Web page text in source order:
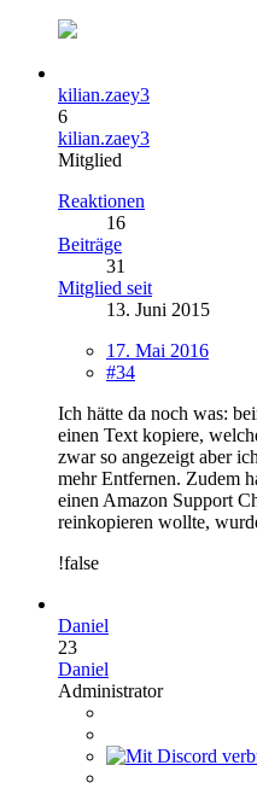
kilian.zaey3
6
kilian.zaey3
Mitglied
Reaktionen
16
Beiträge
31
Mitglied seit
13. Juni 2015
17. Mai 2016
#34
Ich hätte da noch was:
einen Text kopiere,
zwar so angezeigt aber
mehr Entfernen. Zudem
einen Amazon Support
reinkopieren wollte,
!false
Daniel
23
Daniel
Administrator